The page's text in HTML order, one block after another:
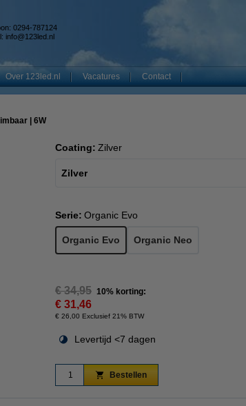
0294-787124
info@123led.nl
Over 123led.nl Vacatures Contact
| 6W
Coating: Zilver
Zilver
Serie: Organic Evo
Organic Evo Organic Neo
€ 34,95 10% korting:
€ 31,46
€ 26,00 Exclusief 21% BTW
Levertijd <7 dagen
Bestellen